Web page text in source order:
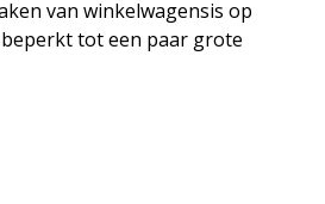
van winkelwagensis op
tot een paar grote